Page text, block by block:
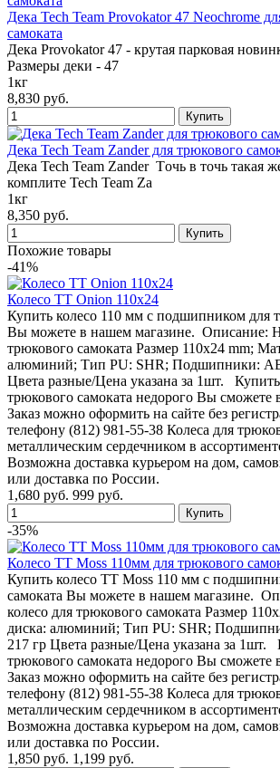
Дека Tech Team Provokator 47 Neochrome
самоката
Дека Provokator 47 - крутая парковая
Размеры деки - 47
1кг
8,830 руб.
Дека Tech Team Zander для трюкового
Дека Tech Team Zander Tочь в точь такая
комплите Tech Team Za
1кг
8,350 руб.
Похожие товары
-41%
Колесо TT Onion 110x24
Купить колесо 110 мм с подшипником для
Вы можете в нашем магазине. Описание:
трюкового самоката Размер 110x24 mm;
алюминий; Тип PU: SHR; Подшипники:
Цвета разные/Цена указана за 1шт. Купить
трюкового самоката недорого Вы сможете
Заказ можно оформить на сайте без
телефону (812) 981-55-38 Колеса для
металлическим сердечником в
Возможна доставка курьером на дом,
или доставка по России.
1,680 руб. 999 руб.
-35%
Колесо TT Moss 110мм для трюкового
Купить колесо TT Moss 110 мм с
самоката Вы можете в нашем магазине.
колесо для трюкового самоката Размер
диска: алюминий; Тип PU: SHR;
217 гр Цвета разные/Цена указана за 1шт.
трюкового самоката недорого Вы сможете
Заказ можно оформить на сайте без
телефону (812) 981-55-38 Колеса для
металлическим сердечником в
Возможна доставка курьером на дом,
или доставка по России.
1,850 руб. 1,199 руб.